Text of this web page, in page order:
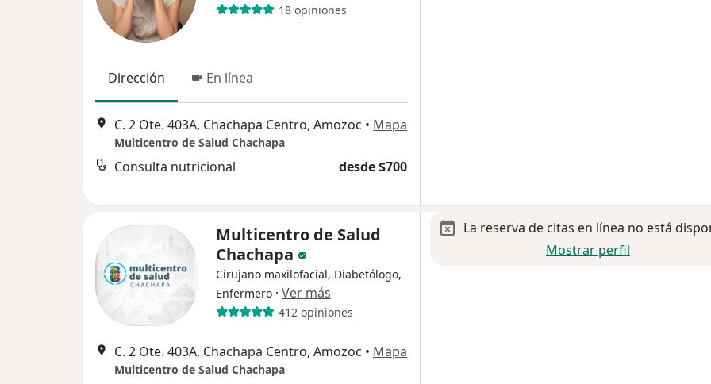
18 opiniones
Dirección En línea
C. 2 Ote. 403A, Chachapa Centro, Amozoc • Mapa
Multicentro de Salud Chachapa
Consulta nutricional desde $700
Multicentro de Salud
Chachapa
Cirujano maxilofacial, Diabetólogo,
Enfermero · Ver más
412 opiniones
C. 2 Ote. 403A, Chachapa Centro, Amozoc • Mapa
Multicentro de Salud Chachapa
La reserva de citas en línea no está
Mostrar perfil